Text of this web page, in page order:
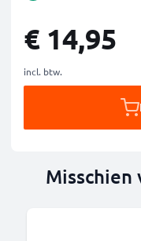
€ 14,95
incl. btw.